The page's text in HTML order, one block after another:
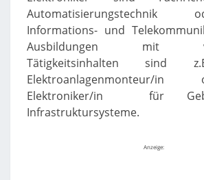
Informations- und
Ausbildungen mit
Tätigkeitsinhalten
Elektroniker/in für
Infrastruktursysteme.
Anzeige: